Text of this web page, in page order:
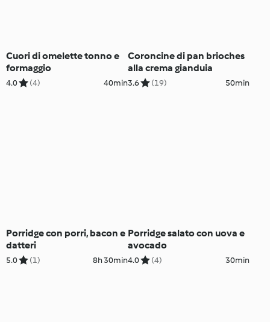
Cuori di omelette tonno e
formaggio
4.0 (4) 40min
Coroncine di pan brioches
alla crema gianduia
3.6 (19) 50min
Porridge con porri, bacon e
datteri
5.0 (1) 8h 30min
Porridge salato con uova e
avocado
4.0 (4) 30min